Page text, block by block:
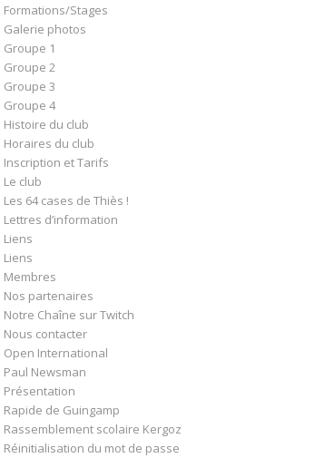
Formations/Stages
Galerie photos
Groupe 1
Groupe 2
Groupe 3
Groupe 4
Histoire du club
Horaires du club
Inscription et Tarifs
Le club
Les 64 cases de Thiès !
Lettres d’information
Liens
Liens
Membres
Nos partenaires
Notre Chaîne sur Twitch
Nous contacter
Open International
Paul Newsman
Présentation
Rapide de Guingamp
Rassemblement scolaire Kergoz
Réinitialisation du mot de passe